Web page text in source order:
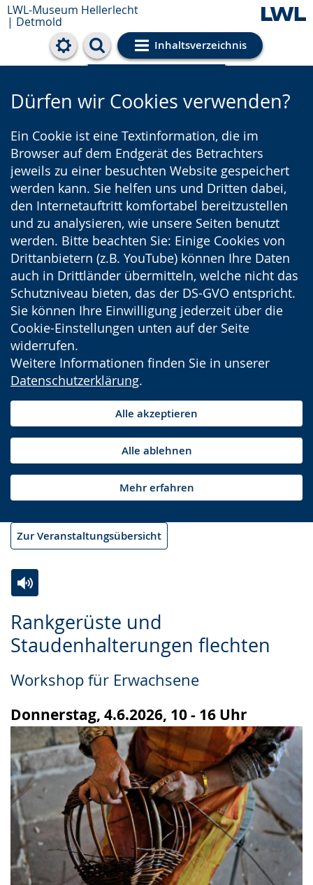
LWL-Museum Hellerlecht
| Detmold
Inhaltsverzeichnis
Cookie-Einstellungen
Dürfen wir Cookies verwenden?
Ein Cookie ist eine Textinformation, die im
Browser auf dem Endgerät des Betrachters
jeweils zu einer besuchten Website gespeichert
werden kann. Sie helfen uns und Dritten dabei,
den Internetauftritt komfortabel bereitzustellen
und zu analysieren, wie unsere Seiten benutzt
werden. Bitte beachten Sie: Einige Cookies von
Drittanbietern (z.B. YouTube) können Ihre Daten
auch in Drittländer übermitteln, welche nicht das
Schutzniveau bieten, das der DS-GVO entspricht.
Sie können Ihre Einwilligung jederzeit über die
Cookie-Einstellungen unten auf der Seite
widerrufen.
Weitere Informationen finden Sie in unserer
Datenschutzerklärung.
Alle akzeptieren
Alle ablehnen
Mehr erfahren
Zur Veranstaltungsübersicht
Rankgerüste und
Staudenhalterungen flechten
Workshop für Erwachsene
Donnerstag, 4.6.2026, 10 - 16 Uhr
Leichten
Sprache
Audio-
Unterstützung.
Video
in
Gebärdensprache
wird
angezeigt.